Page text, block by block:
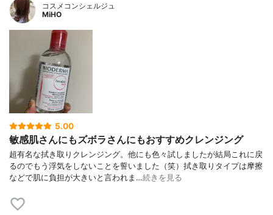
コスメコンシェルジュ
MiHO
5.00
敏感肌さんにもズボラさんにもおすすめクレンジング
超有名な拭き取りクレンジング。他にも色々試しましたが結局これに戻
るのでもう浮気をしないことを誓いました（笑）拭き取りタイプは摩擦
などで肌に負担が大きいと言われま…続きを見る